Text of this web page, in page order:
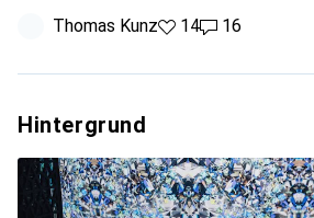
Thomas Kunz14 Likes
1416 Kommentare
16
Hintergrund